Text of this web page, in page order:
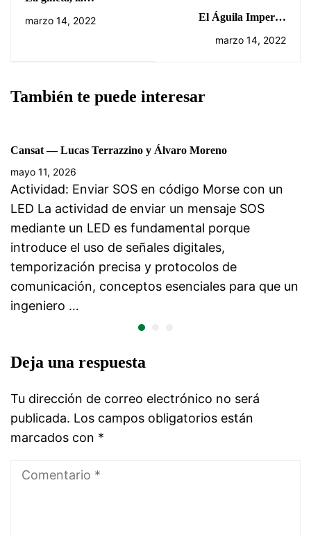
depredadora que vino
marzo 14, 2022
El Águila Imperial
Ibérica
marzo 14, 2022
También te puede interesar
Cansat — Lucas Terrazzino y Álvaro Moreno
mayo 11, 2026
Actividad: Enviar SOS en código Morse con un
LED La actividad de enviar un mensaje SOS
mediante un LED es fundamental porque
introduce el uso de señales digitales,
temporización precisa y protocolos de
comunicación, conceptos esenciales para que un
ingeniero …
Deja una respuesta
Tu dirección de correo electrónico no será
publicada. Los campos obligatorios están
marcados con *